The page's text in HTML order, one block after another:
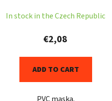
In stock in the Czech Republic
€2,08
ADD TO CART